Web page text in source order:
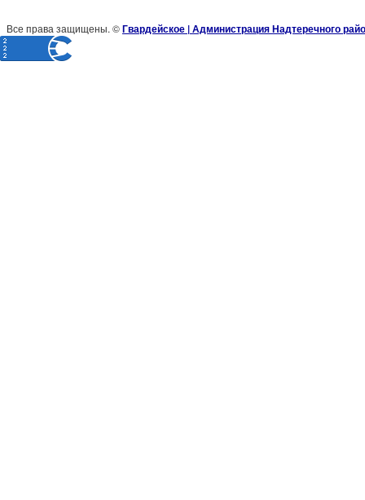
Все права защищены. ©Гвардейское | Администрация Надтеречного